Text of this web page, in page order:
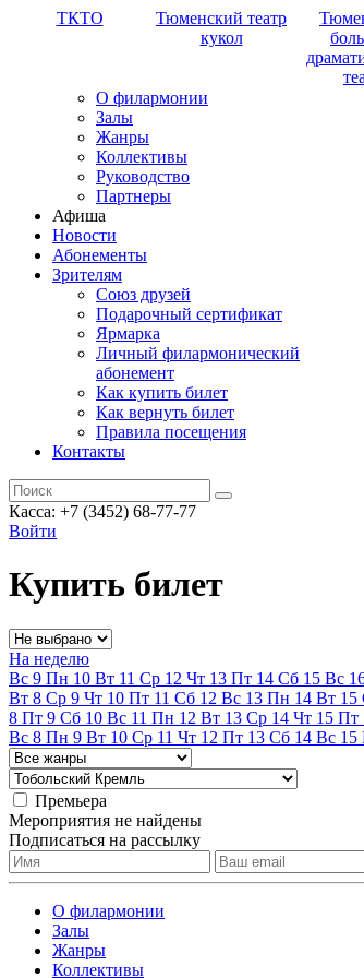
ТКТО
Тюменский театр
кукол
О филармонии
Залы
Жанры
Коллективы
Руководство
Партнеры
Афиша
Новости
Абонементы
Зрителям
Союз друзей
Подарочный сертификат
Ярмарка
Личный филармонический
абонемент
Как купить билет
Как вернуть билет
Правила посещения
Контакты
Касса: +7 (3452) 68-77-77
Войти
Купить билет
На неделю
Вс 9 Пн 10 Вт 11 Ср 12 Чт 13 Пт 14 Сб 15 Вс
Вт 8 Ср 9 Чт 10 Пт 11 Сб 12 Вс 13 Пн 14 Вт 15
8 Пт 9 Сб 10 Вс 11 Пн 12 Вт 13 Ср 14 Чт 15 Пт
Вс 8 Пн 9 Вт 10 Ср 11 Чт 12 Пт 13 Сб 14 Вс 15
Премьера
Мероприятия не найдены
Подписаться на рассылку
О филармонии
Залы
Жанры
Коллективы